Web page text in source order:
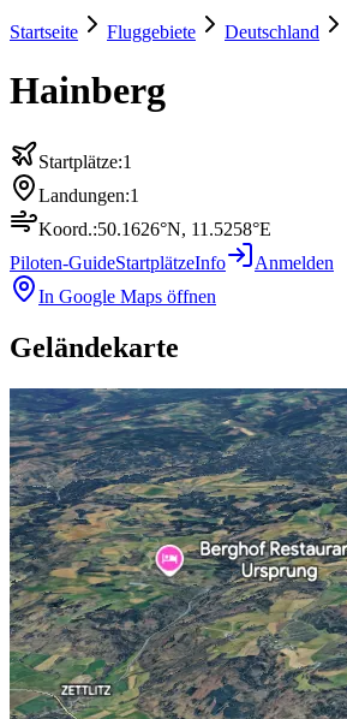
Startseite Fluggebiete Deutschland
Hainberg
Startplätze:1
Landungen:1
Koord.:50.1626°N, 11.5258°E
Piloten-GuideStartplätzeInfo
Anmelden
In Google Maps öffnen
Geländekarte